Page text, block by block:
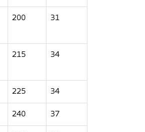
200 31
215 34
225 34
240 37